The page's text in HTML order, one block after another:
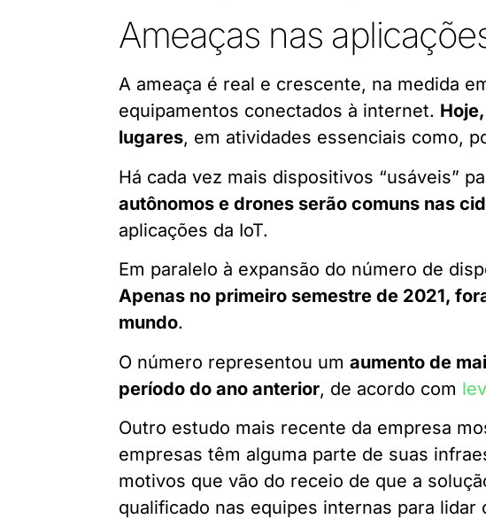
Ameaças nas
A ameaça é real e crescente, na medida
equipamentos conectados à internet.
lugares, em atividades essenciais como,
Há cada vez mais dispositivos “usáveis”
autônomos e drones serão comuns nas
aplicações da IoT.
Em paralelo à expansão do número de
Apenas no primeiro semestre de 2021,
mundo.
O número representou umaumento de
período do ano anterior, de acordo com
Outro estudo mais recente da empresa
empresas têm alguma parte de suas
motivos que vão do receio de que a
qualificado nas equipes internas para lidar